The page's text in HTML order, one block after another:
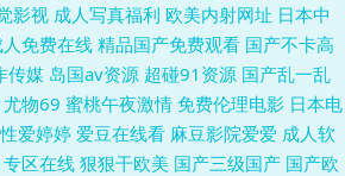
月天婷婷全黄网站 97性无码 免费的黄页亚洲 91
男人天堂网站在线观看 51导航 AV丁香七月美国
一三 日韩A片一区二区免费 91秘在线看 国产精品
影视 成人写真福利 欧美内射网址 日本中
人免费在线 精品国产免费观看 国产不卡高
传媒 岛国av资源 超碰91资源 国产乱一乱
物69 蜜桃午夜激情 免费伦理电影 日本电
性爱婷婷 爱豆在线看 麻豆影院爱爱 成人软
区在线狠狠干欧美 国产三级国产 国产欧